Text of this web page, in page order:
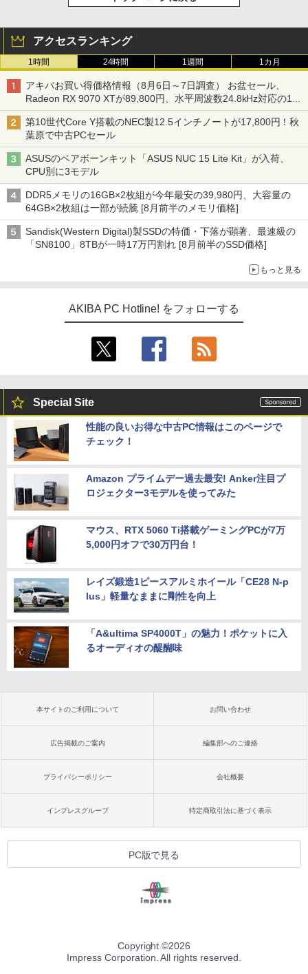
アクセスランキング
1時間 24時間 1週間 1カ月
アキバお買い得価格情報（8月6日～7日調査） お盆セール、
Radeon RX 9070 XTが89,800円、水平周波数24.8kHz対応の17
型モニターが9,801円、暑さ指数連動セール ほか
第10世代Core Y搭載のNEC製12.5インチノートが17,800円！秋
葉原で中古PCセール
ASUSのベアボーンキット「ASUS NUC 15 Lite Kit」が入荷、
CPU別に3モデル
DDR5メモリの16GB×2枚組が今年最安の39,980円、大容量の
64GB×2枚組は一部が続騰 [8月前半のメモリ価格]
Sandisk(Western Digital)製SSDの特価・下落が顕著、最速級の
「SN8100」8TBが一時17万円割れ [8月前半のSSD価格]
もっと見る
AKIBA PC Hotline! をフォローする
Special Site
性能の良いお得な中古PC情報はこのページで
チェック！
Amazon プライムデー過去最安! Anker注目プ
ロジェクター3モデルを使ってみた
マウス、RTX 5060 Ti搭載ゲーミングPCが7万
5,000円オフで30万円台！
レイズ鍛造1ピースアルミホイール「CE28 N-p
lus」軽量なままに剛性を向上
「A&ultima SP4000T」の魅力！ポケットに入
るオーディオの醍醐味
本サイトのご利用について お問い合わせ
広告掲載のご案内 編集部へのご連絡
プライバシーポリシー 会社概要
インプレスグループ 特定商取引法に基づく表示
PC版で見る
Copyright ©2026
Impress Corporation. All rights reserved.